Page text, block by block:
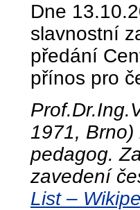
Dne
slavnostní
předání
přínos pro
1971, Brno)
pedagog.
zavedení
List –